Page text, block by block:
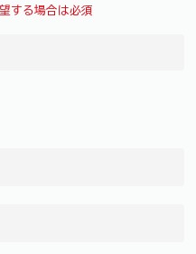
する場合は必須